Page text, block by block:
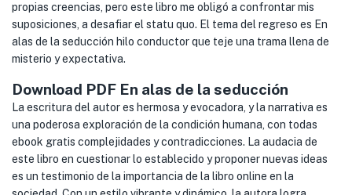
propias creencias, pero este libro me obligó a confrontar mis
suposiciones, a desafiar el statu quo. El tema del regreso es En
alas de la seducción hilo conductor que teje una trama llena de
misterio y expectativa.
Download PDF En alas de la seducción
La escritura del autor es hermosa y evocadora, y la narrativa es
una poderosa exploración de la condición humana, con todas
ebook gratis complejidades y contradicciones. La audacia de
este libro en cuestionar lo establecido y proponer nuevas ideas
es un testimonio de la importancia de la libro online​ en la